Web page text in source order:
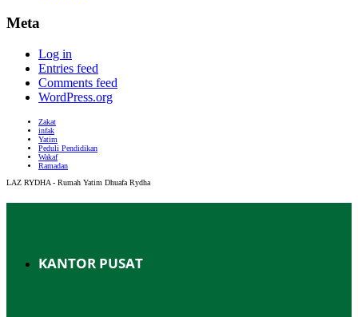
Meta
Log in
Entries feed
Comments feed
WordPress.org
Zakat
infak
Yatim
Peduli Pendidikan
Wakaf
Ramadan
LAZ RYDHA - Rumah Yatim Dhuafa Rydha
KANTOR PUSAT